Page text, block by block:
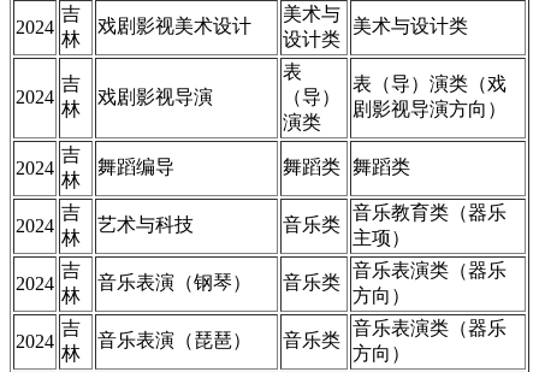
2024
吉
林
戏剧影视美术设计
美术与
设计类
美术与设计类
2024
吉
林
戏剧影视导演
表
（导）
演类
表（导）演类（戏
剧影视导演方向）
2024
吉
林
舞蹈编导 舞蹈类 舞蹈类
2024
吉
林
艺术与科技 音乐类
音乐教育类（器乐
主项）
2024
吉
林
音乐表演（钢琴） 音乐类
音乐表演类（器乐
方向）
2024
吉
林
音乐表演（琵琶） 音乐类
音乐表演类（器乐
方向）